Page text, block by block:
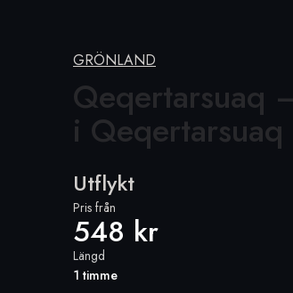
GRÖNLAND
Qeqertarsuaq
i Qeqertarsuaq
Utflykt
Pris från
548 kr
Längd
1 timme